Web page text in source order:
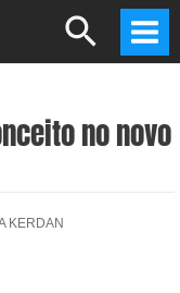
Search
no novo
KERDAN